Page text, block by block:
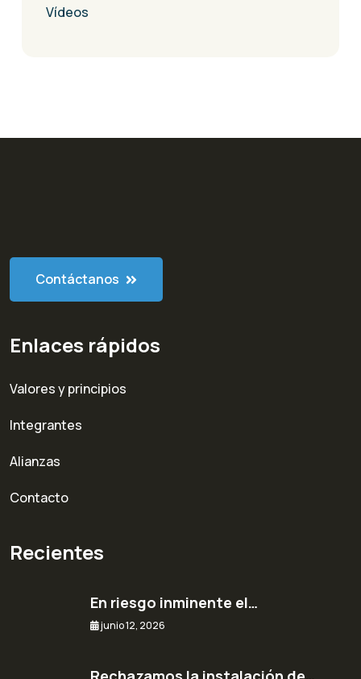
Vídeos
Contáctanos
Enlaces rápidos
Valores y principios
Integrantes
Alianzas
Contacto
Recientes
En riesgo inminente el…
junio 12, 2026